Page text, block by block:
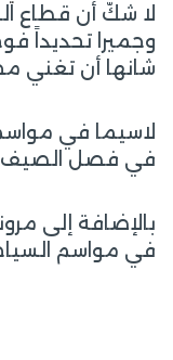
لا شكّ أن قطاع
وجميرا تحديداً
شانها أن تغني
لاسيما في
في فصل
بالإضافة إلى
في مواسم